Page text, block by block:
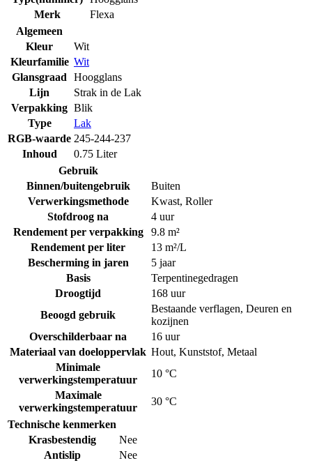
Merk
Flexa
Algemeen
Kleur
Wit
Kleurfamilie Wit
Glansgraad
Hoogglans
Lijn
Strak in de Lak
Verpakking Blik
Type
Lak
RGB-waarde 245-244-237
Inhoud
0.75 Liter
Gebruik
Binnen/buitengebruik
Buiten
Verwerkingsmethode
Kwast, Roller
Stofdroog na
4 uur
Rendement per verpakking
9.8 m²
Rendement per liter
13 m²/L
Bescherming in jaren
5 jaar
Basis
Terpentinegedragen
Droogtijd
168 uur
Beoogd gebruik
Bestaande verflagen, Deuren en
kozijnen
Overschilderbaar na
16 uur
Materiaal van doeloppervlak Hout, Kunststof, Metaal
Minimale
verwerkingstemperatuur
10 °C
Maximale
verwerkingstemperatuur
30 °C
Technische kenmerken
Krasbestendig
Nee
Antislip
Nee